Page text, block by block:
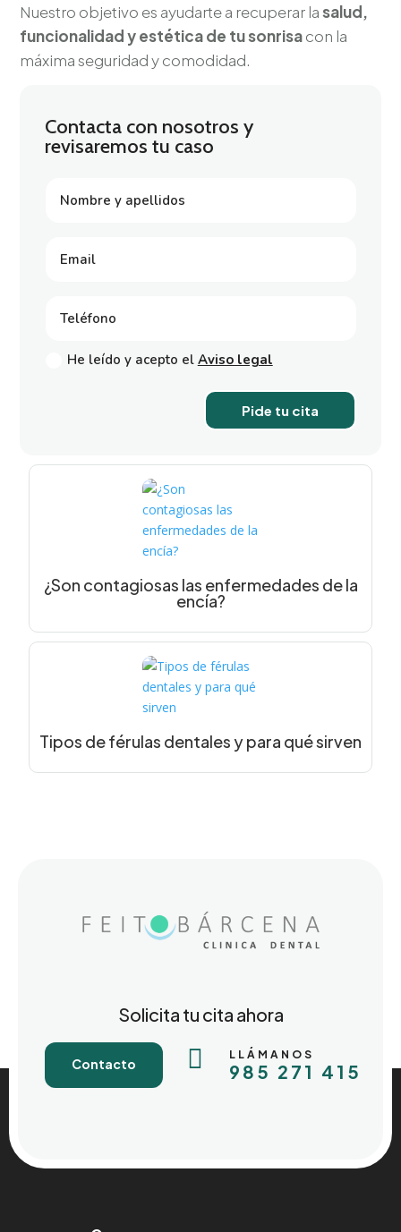
Nuestro objetivo es ayudarte a recuperar lasalud,
funcionalidad y estética de tu sonrisacon la
máxima seguridad y comodidad.
Contacta con nosotros y
revisaremos tu caso
He leído y acepto el Aviso legal
Pide tu cita
¿Son contagiosas las enfermedades de la
encía?
Tipos de férulas dentales y para qué sirven
Solicita tu cita ahora
Contacto  LLÁMANOS
985 271 415